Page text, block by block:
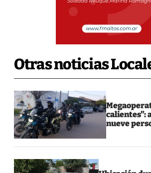
Otras noticias
calientes”:
nueve